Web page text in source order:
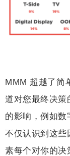
MMM 超越了简
道对您最终决策
的影响，例如数
不仅认识到这些
素每个对你的决